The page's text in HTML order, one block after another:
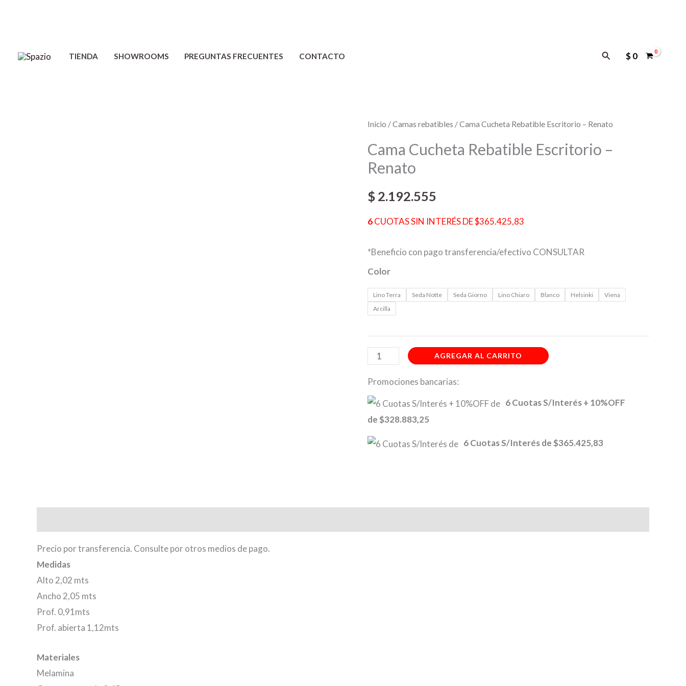
TIENDA SHOWROOMS PREGUNTAS FRECUENTES CONTACTO Buscar$0
Inicio /Camas rebatibles / Cama Cucheta Rebatible Escritorio – Renato
Cama Cucheta Rebatible Escritorio –
Renato
$ 2.192.555
6CUOTAS SIN INTERÉS DE $365.425,83
*Beneficio con pago transferencia/efectivo CONSULTAR
Color
Lino Terra Seda Notte Seda Giorno Lino Chiaro Blanco Helsinki
Viena
Arcilla
Cama
Rebatible
Escritorio
Renato
cantidad
AGREGAR AL CARRITO
Promociones bancarias:
6 Cuotas S/Interés + 10%OFF
de$328.883,25
6 Cuotas S/Interés de$365.425,83
Precio por transferencia. Consulte por otros medios de pago.
Medidas
Alto 2,02 mts
Ancho 2,05 mts
Prof. 0,91mts
Prof. abierta 1,12mts
Materiales
Melamina